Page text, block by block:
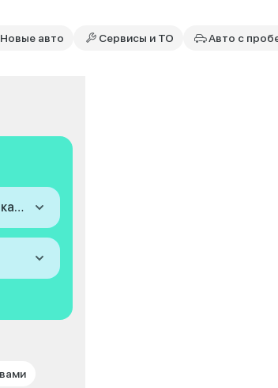
Новые авто Сервисы и ТО Авто с
Модификация